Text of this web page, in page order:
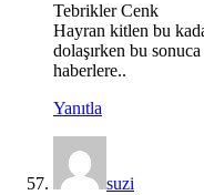
Tebrikler Cenk
Hayran kitlen bu
dolaşırken bu
haberlere..
Yanıtla
suzi